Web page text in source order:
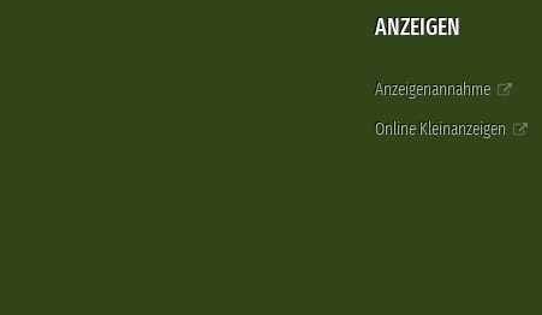
ANZEIGEN
Anzeigenannahme
Online Kleinanzeigen